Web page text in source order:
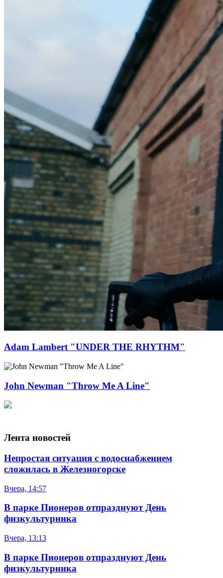
Adam Lambert "UNDER THE RHYTHM"
John Newman "Throw Me A Line"
Лента новостей
Непростая ситуация с водоснабжением
сложилась в Железногорске
Вчера, 14:57
В парке Пионеров отпразднуют День
физкультурника
Вчера, 13:13
В парке Пионеров отпразднуют День
физкультурника